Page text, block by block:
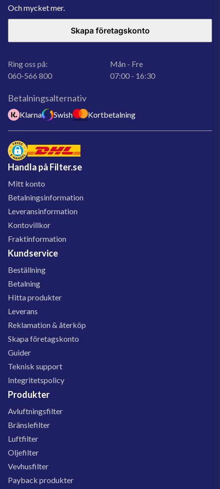
Och mycket mer.
Skapa företagskonto
Ring oss på:
060-566 800
Mån - Fre
07:00 - 16:30
Betalningsalternativ
Klarna Swish Kortbetalning
Handla på Filter.se
Mitt konto
Betalningsinformation
Leveransinformation
Kontovillkor
Fraktinformation
Kundservice
Beställning
Betalning
Hitta produkter
Leverans
Reklamation & återköp
Skapa företagskonto
Guider
Teknisk support
Integritetspolicy
Produkter
Avluftningsfilter
Bränslefilter
Luftfilter
Oljefilter
Vevhusfilter
Payback produkter